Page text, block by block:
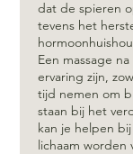
dat de spieren
tevens het
Een massage
ervaring zijn,
tijd nemen om
staan bij het
kan je helpen
lichaam worden